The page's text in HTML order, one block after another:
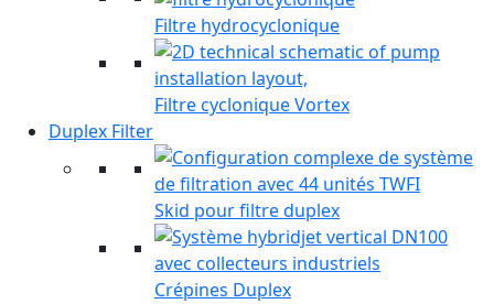
Filtre hydrocyclonique
Filtre cyclonique Vortex
Duplex Filter
Skid pour filtre duplex
Crépines Duplex